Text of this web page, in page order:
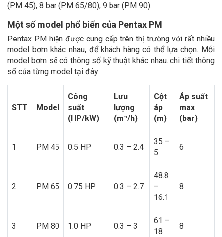
(PM 45), 8 bar (PM 65/80), 9 bar (PM 90).
Một số model phổ biến của Pentax PM
Pentax PM hiện được cung cấp trên thị trường với rất nhiều
model bơm khác nhau, để khách hàng có thể lựa chọn. Mỗi
model bơm sẽ có thông số kỹ thuật khác nhau, chi tiết thông
số của từng model tại đây:
STT Model
Công
suất
(HP/kW)
Lưu
lượng
(m³/h)
Cột
áp
(m)
Áp suất
max
(bar)
1 PM 45 0.5 HP 0.3 – 2.4
35 –
5
6
2 PM 65 0.75 HP 0.3 – 2.7
48.8
–
16.1
8
3 PM 80 1.0 HP 0.3 – 3
61 –
18
8